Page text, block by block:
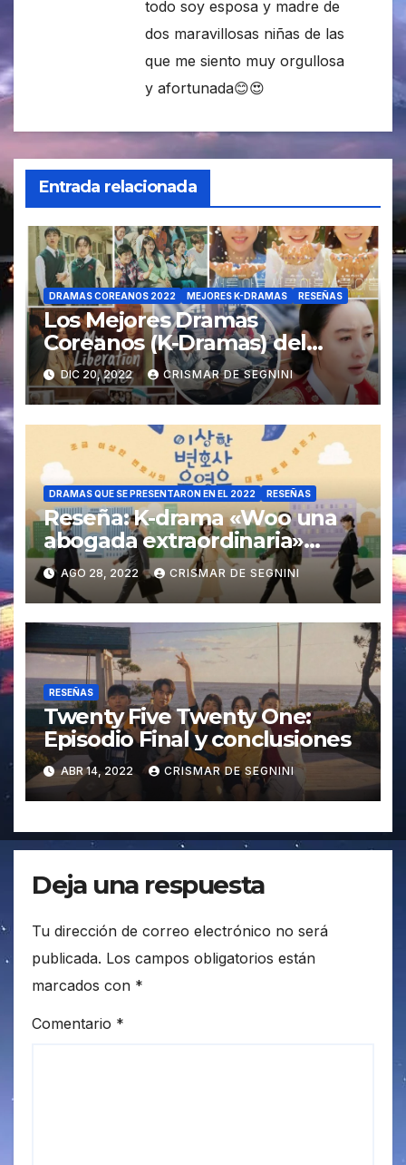
todo soy esposa y madre de
dos maravillosas niñas de las
que me siento muy orgullosa
y afortunada😊😍
Entrada relacionada
DRAMAS COREANOS 2022 MEJORES K-DRAMAS RESEÑAS
Los Mejores Dramas
Coreanos (K-Dramas) del
2022.
DIC 20, 2022 CRISMAR DE SEGNINI
DRAMAS QUE SE PRESENTARON EN EL 2022 RESEÑAS
Reseña: K-drama «Woo una
abogada extraordinaria»
(Extraordinary Attorney Woo)
AGO 28, 2022 CRISMAR DE SEGNINI
RESEÑAS
Twenty Five Twenty One:
Episodio Final y conclusiones
ABR 14, 2022 CRISMAR DE SEGNINI
Deja una respuesta
Tu dirección de correo electrónico no será
publicada. Los campos obligatorios están
marcados con *
Comentario *